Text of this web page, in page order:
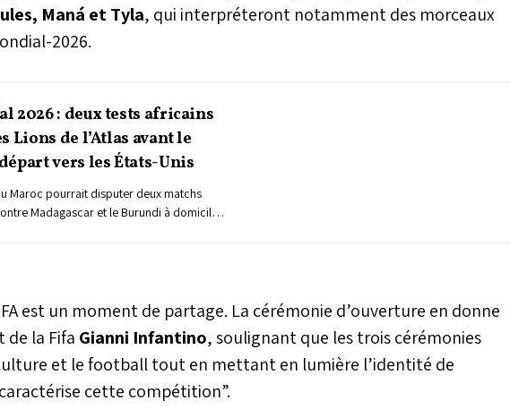
Maná et Tyla, qui interpréteront notamment des morceaux
2026.
2026 : deux tests africains
Lions de l’Atlas avant le
vers les États-Unis
Maroc pourrait disputer deux matchs
Madagascar et le Burundi à domicile
Rabat, avant un second duel face au
Complexe Mohammed VI de football à
prioritaire de ce rassemblement de juin
simulation tactique des futurs
avec les adversaires du Groupe C,
consolidation d’un groupe en pleine
est un moment de partage. La cérémonie d’ouverture en donne
de la Fifa Gianni Infantino, soulignant que les trois cérémonies
et le football tout en mettant en lumière l’identité de
cette compétition”.